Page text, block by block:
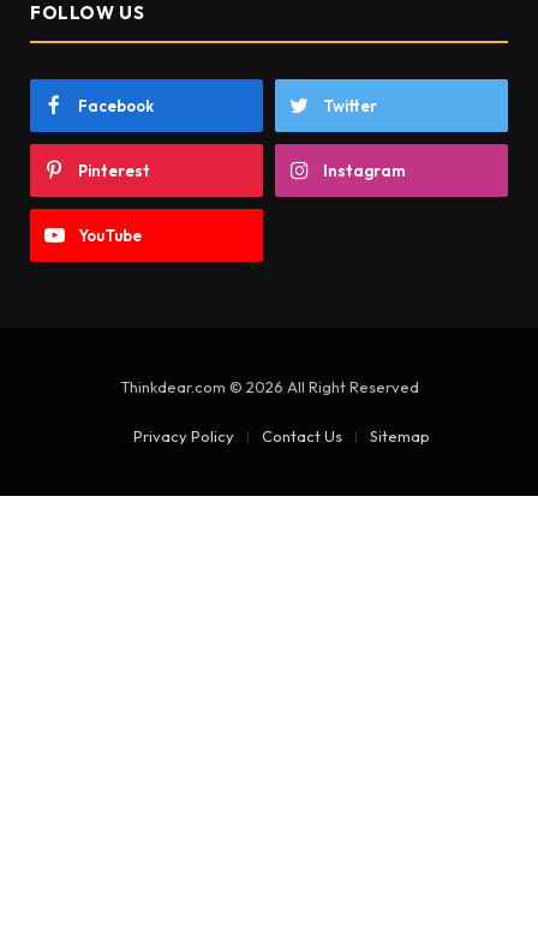
FOLLOW US
Facebook Twitter
Pinterest Instagram
YouTube
Thinkdear.com © 2026 All Right Reserved
Privacy Policy Contact Us Sitemap